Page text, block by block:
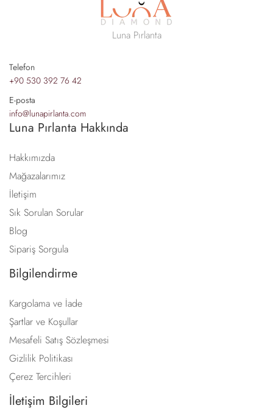
Luna Pırlanta
Telefon
+90 530 392 76 42
E-posta
info@lunapirlanta.com
Luna Pırlanta Hakkında
Hakkımızda
Mağazalarımız
İletişim
Sık Sorulan Sorular
Blog
Sipariş Sorgula
Bilgilendirme
Kargolama ve İade
Şartlar ve Koşullar
Mesafeli Satış Sözleşmesi
Gizlilik Politikası
Çerez Tercihleri
İletişim Bilgileri